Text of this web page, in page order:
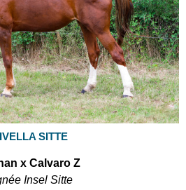
SITTE
x Calvaro Z
Insel Sitte